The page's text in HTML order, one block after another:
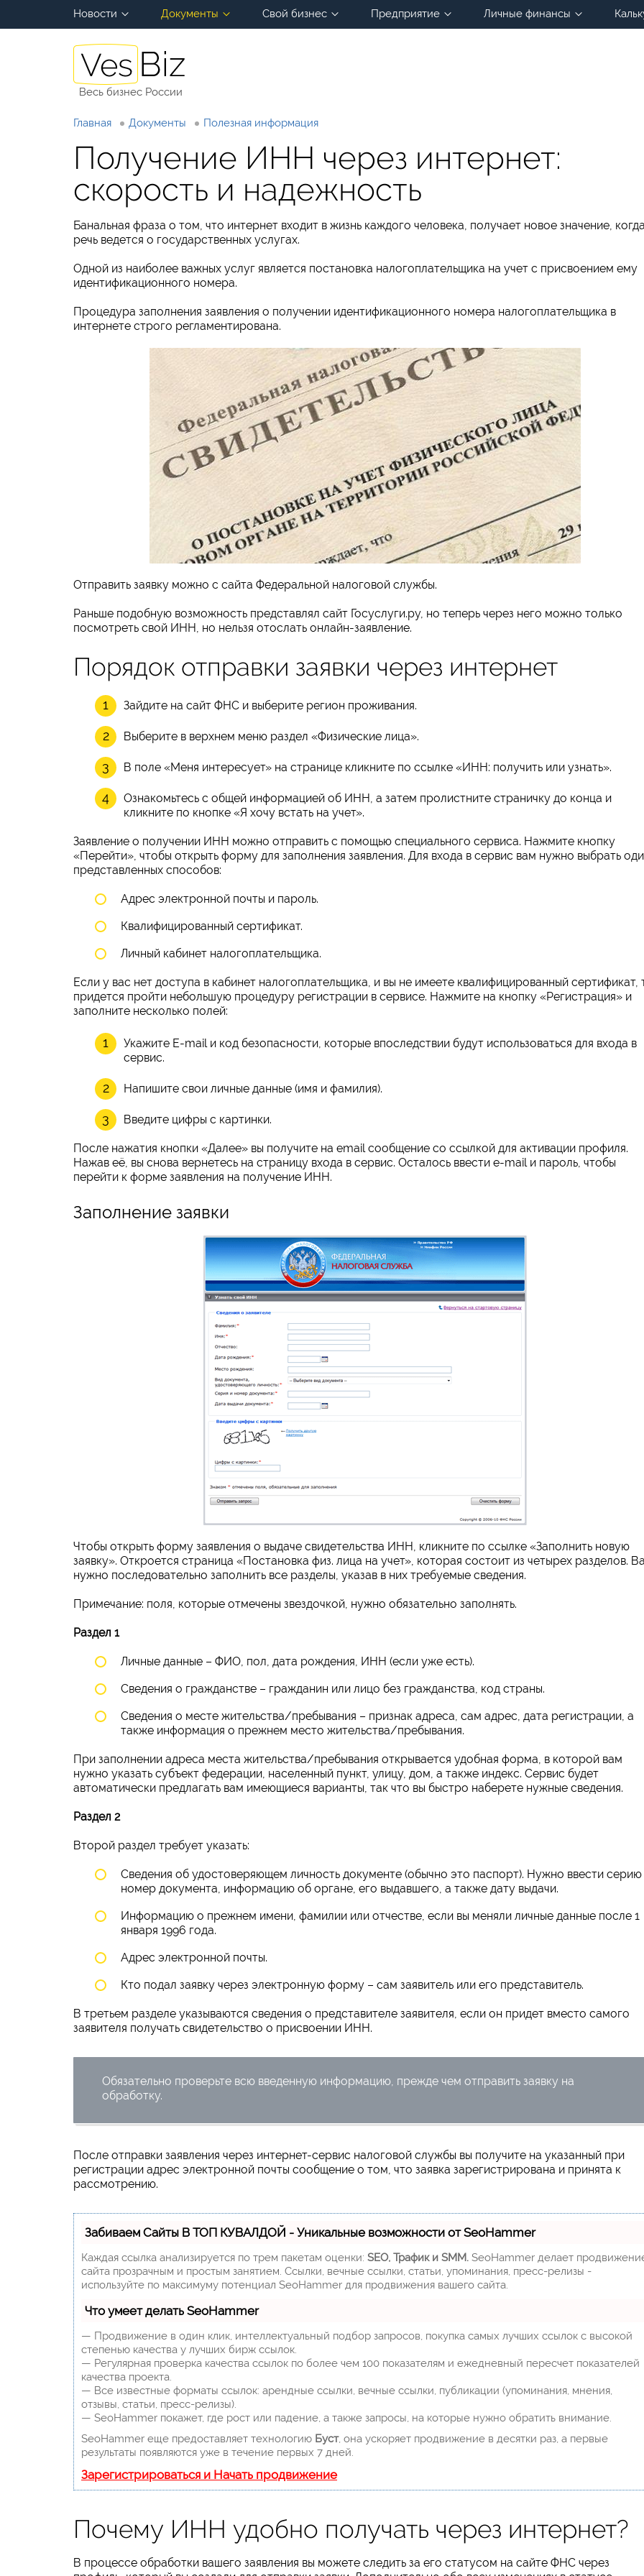
Новости Документы Свой бизнес Предприятие Личные финансы
Весь бизнес России
Главная Документы Полезная информация
Получение ИНН через интернет:
скорость и надежность
Банальная фраза о том, что интернет входит в жизнь каждого человека, получает новое значение,
речь ведется о государственных услугах.
Одной из наиболее важных услуг является постановка налогоплательщика на учет с присвоением ему
идентификационного номера.
Процедура заполнения заявления о получении идентификационного номера налогоплательщика в
интернете строго регламентирована.
Отправить заявку можно с сайта Федеральной налоговой службы.
Раньше подобную возможность представлял сайт Госуслуги.ру, но теперь через него можно только
посмотреть свой ИНН, но нельзя отослать онлайн-заявление.
Порядок отправки заявки через интернет
Зайдите на сайт ФНС и выберите регион проживания.
Выберите в верхнем меню раздел «Физические лица».
В поле «Меня интересует» на странице кликните по ссылке «ИНН: получить или узнать».
Ознакомьтесь с общей информацией об ИНН, а затем пролистните страничку до конца и
кликните по кнопке «Я хочу встать на учет».
Заявление о получении ИНН можно отправить с помощью специального сервиса. Нажмите кнопку
«Перейти», чтобы открыть форму для заполнения заявления. Для входа в сервис вам нужно выбрать
представленных способов:
Адрес электронной почты и пароль.
Квалифицированный сертификат.
Личный кабинет налогоплательщика.
Если у вас нет доступа в кабинет налогоплательщика, и вы не имеете квалифицированный сертификат,
придется пройти небольшую процедуру регистрации в сервисе. Нажмите на кнопку «Регистрация» и
заполните несколько полей:
Укажите E-mail и код безопасности, которые впоследствии будут использоваться для входа в
сервис.
Напишите свои личные данные (имя и фамилия).
Введите цифры с картинки.
После нажатия кнопки «Далее» вы получите на email сообщение со ссылкой для активации профиля.
Нажав её, вы снова вернетесь на страницу входа в сервис. Осталось ввести e-mail и пароль, чтобы
перейти к форме заявления на получение ИНН.
Заполнение заявки
Чтобы открыть форму заявления о выдаче свидетельства ИНН, кликните по ссылке «Заполнить новую
заявку». Откроется страница «Постановка физ. лица на учет», которая состоит из четырех разделов.
нужно последовательно заполнить все разделы, указав в них требуемые сведения.
Примечание: поля, которые отмечены звездочкой, нужно обязательно заполнять.
Раздел 1
Личные данные – ФИО, пол, дата рождения, ИНН (если уже есть).
Сведения о гражданстве – гражданин или лицо без гражданства, код страны.
Сведения о месте жительства/пребывания – признак адреса, сам адрес, дата регистрации, а
также информация о прежнем место жительства/пребывания.
При заполнении адреса места жительства/пребывания открывается удобная форма, в которой вам
нужно указать субъект федерации, населенный пункт, улицу, дом, а также индекс. Сервис будет
автоматически предлагать вам имеющиеся варианты, так что вы быстро наберете нужные сведения.
Раздел 2
Второй раздел требует указать:
Сведения об удостоверяющем личность документе (обычно это паспорт). Нужно ввести серию
номер документа, информацию об органе, его выдавшего, а также дату выдачи.
Информацию о прежнем имени, фамилии или отчестве, если вы меняли личные данные после 1
января 1996 года.
Адрес электронной почты.
Кто подал заявку через электронную форму – сам заявитель или его представитель.
В третьем разделе указываются сведения о представителе заявителя, если он придет вместо самого
заявителя получать свидетельство о присвоении ИНН.
Обязательно проверьте всю введенную информацию, прежде чем отправить заявку на
обработку.
После отправки заявления через интернет-сервис налоговой службы вы получите на указанный при
регистрации адрес электронной почты сообщение о том, что заявка зарегистрирована и принята к
рассмотрению.
Забиваем Сайты В ТОП КУВАЛДОЙ - Уникальные возможности от SeoHammer
Каждая ссылка анализируется по трем пакетам оценки: SEO, Трафик и SMM. SeoHammer делает
сайта прозрачным и простым занятием. Ссылки, вечные ссылки, статьи, упоминания, пресс-релизы -
используйте по максимуму потенциал SeoHammer для продвижения вашего сайта.
Что умеет делать SeoHammer
— Продвижение в один клик, интеллектуальный подбор запросов, покупка самых лучших ссылок с высокой
степенью качества у лучших бирж ссылок.
— Регулярная проверка качества ссылок по более чем 100 показателям и ежедневный пересчет показателей
качества проекта.
— Все известные форматы ссылок: арендные ссылки, вечные ссылки, публикации (упоминания, мнения,
отзывы, статьи, пресс-релизы).
— SeoHammer покажет, где рост или падение, а также запросы, на которые нужно обратить внимание.
SeoHammer еще предоставляет технологию Буст, она ускоряет продвижение в десятки раз, а первые
результаты появляются уже в течение первых 7 дней.
Зарегистрироваться и Начать продвижение
Почему ИНН удобно получать через интернет?
В процессе обработки вашего заявления вы можете следить за его статусом на сайте ФНС через